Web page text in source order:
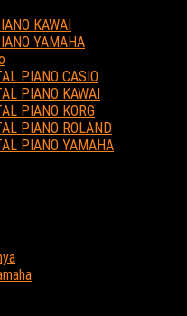
KAWAI
YAMAHA
PIANO CASIO
PIANO KAWAI
PIANO KORG
PIANO ROLAND
PIANO YAMAHA